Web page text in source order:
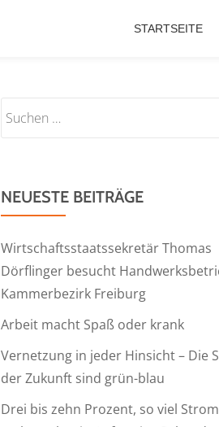
STARTSEITE
NEUESTE BEITRÄGE
Wirtschaftsstaatssekretär Thomas
Dörflinger besucht
Kammerbezirk Freiburg
Arbeit macht Spaß oder krank
Vernetzung in jeder Hinsicht – Die
der Zukunft sind grün-blau
Drei bis zehn Prozent, so viel Strom